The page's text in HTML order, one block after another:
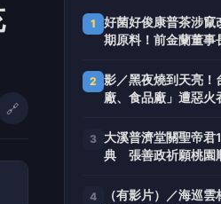
🔗
1
好菌好俊康普茶涉竄
期原料！前金蘭董事
元犯罪所得
2 影／黑夜燒到天亮！
廠、食品廠」遭惡
3 大溪普濟堂關聖帝
典 張善政祈願桃園
4
（有影片）／海巡